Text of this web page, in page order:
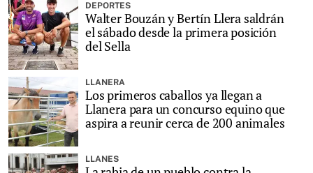
DEPORTES
Walter Bouzán y Bertín Llera saldrán
el sábado desde la primera posición
del Sella
LLANERA
Los primeros caballos ya llegan a
Llanera para un concurso equino que
aspira a reunir cerca de 200 animales
LLANES